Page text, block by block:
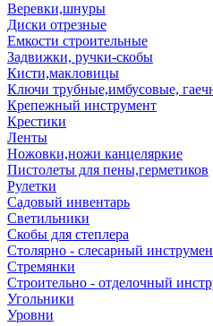
Веревки,шнуры
Диски отрезные
Емкости строительные
Задвижки, ручки-скобы
Кисти,макловицы
Ключи трубные,имбусовые,
Крепежный инструмент
Крестики
Ленты
Ножовки,ножи канцеляркие
Пистолеты для пены,герметиков
Рулетки
Садовый инвентарь
Светильники
Скобы для степлера
Столярно - слесарный
Стремянки
Строительно - отделочный
Угольники
Уровни